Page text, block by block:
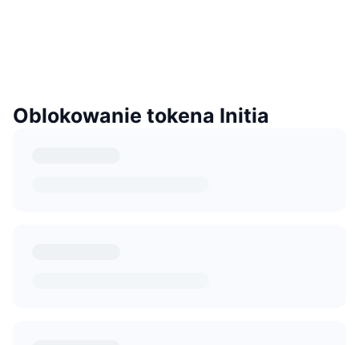
Oblokowanie tokena Initia